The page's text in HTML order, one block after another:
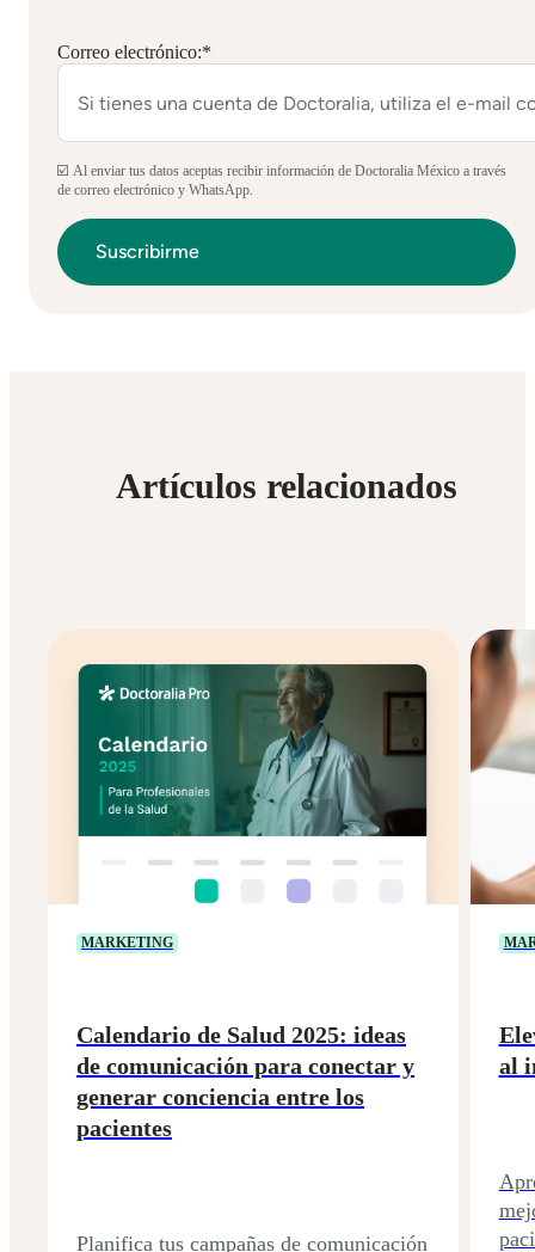
Correo electrónico:*
☑️ Al enviar tus datos aceptas recibir información de Doctoralia México a través
de correo electrónico y WhatsApp.
Artículos relacionados
MARKETING
Calendario de Salud 2025: ideas
de comunicación para conectar y
generar conciencia entre los
pacientes
Planifica tus campañas de comunicación
al